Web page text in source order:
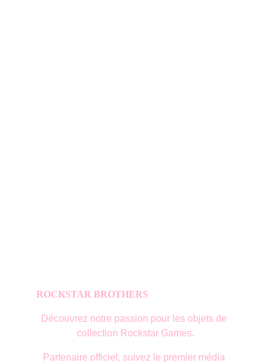
ROCKSTAR BROTHERS
Découvrez notre passion pour les objets de
collection Rockstar Games.
Partenaire officiel, suivez le premier média